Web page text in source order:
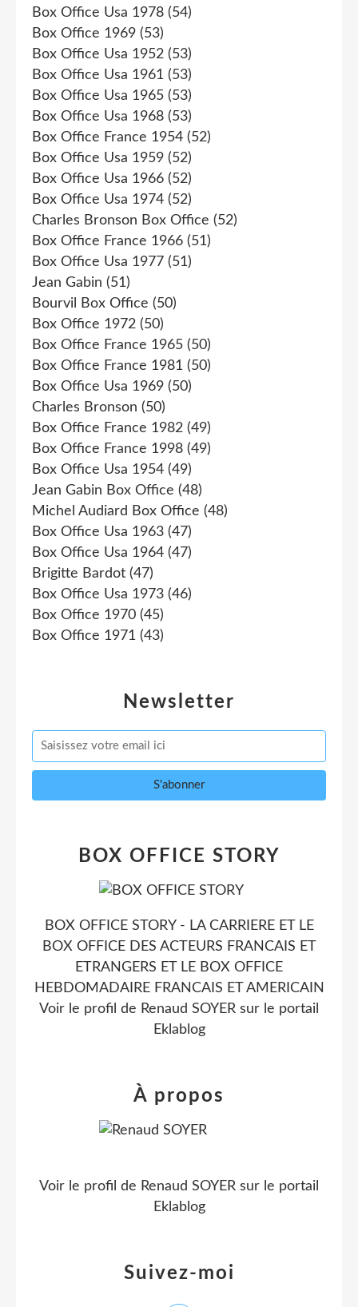
Newsletter
Box Office Usa 1978 (54)
Box Office 1969 (53)
Box Office Usa 1952 (53)
Box Office Usa 1961 (53)
Box Office Usa 1965 (53)
Box Office Usa 1968 (53)
Box Office France 1954 (52)
Box Office Usa 1959 (52)
Box Office Usa 1966 (52)
Box Office Usa 1974 (52)
Charles Bronson Box Office (52)
Box Office France 1966 (51)
Box Office Usa 1977 (51)
Jean Gabin (51)
Bourvil Box Office (50)
Box Office 1972 (50)
Box Office France 1965 (50)
Box Office France 1981 (50)
Box Office Usa 1969 (50)
Charles Bronson (50)
Box Office France 1982 (49)
Box Office France 1998 (49)
Box Office Usa 1954 (49)
Jean Gabin Box Office (48)
Michel Audiard Box Office (48)
Box Office Usa 1963 (47)
Box Office Usa 1964 (47)
Brigitte Bardot (47)
Box Office Usa 1973 (46)
Box Office 1970 (45)
Box Office 1971 (43)
BOX OFFICE STORY
BOX OFFICE STORY - LA CARRIERE ET LE
BOX OFFICE DES ACTEURS FRANCAIS ET
ETRANGERS ET LE BOX OFFICE
HEBDOMADAIRE FRANCAIS ET AMERICAIN
Voir le profil de Renaud SOYER sur le portail
Eklablog
Suivez-moi
À propos
Voir le profil de Renaud SOYER sur le portail
Eklablog